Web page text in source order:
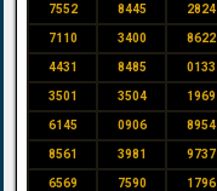
7552 8445 2824
7110 3400 8622
4431 8485 0133
3501 3504 1969
6145 0906 8954
8561 3981 9737
6569 7590 1796